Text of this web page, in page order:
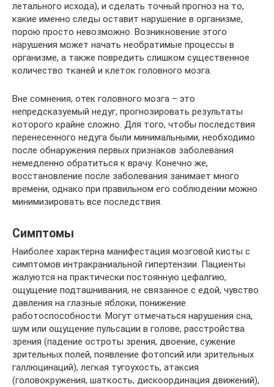
летального исхода), и сделать точный прогноз на то,
какие именно следы оставит нарушение в организме,
порою просто невозможно. Возникновение этого
нарушения может начать необратимые процессы в
организме, а также повредить слишком существенное
количество тканей и клеток головного мозга.
Вне сомнения, отек головного мозга – это
непредсказуемый недуг, прогнозировать результаты
которого крайне сложно. Для того, чтобы последствия
перенесенного недуга были минимальными, необходимо
после обнаружения первых признаков заболевания
немедленно обратиться к врачу. Конечно же,
восстановление после заболевания занимает много
времени, однако при правильном его соблюдении можно
минимизировать все последствия.
Симптомы
Наиболее характерна манифестация мозговой кисты с
симптомов интракраниальной гипертензии. Пациенты
жалуются на практически постоянную цефалгию,
ощущение подташнивания, не связанное с едой, чувство
давления на глазные яблоки, понижение
работоспособности. Могут отмечаться нарушения сна,
шум или ощущение пульсации в голове, расстройства
зрения (падение остроты зрения, двоение, сужение
зрительных полей, появление фотопсий или зрительных
галлюцинаций), легкая тугоухость, атаксия
(головокружения, шаткость, дискоординация движений),